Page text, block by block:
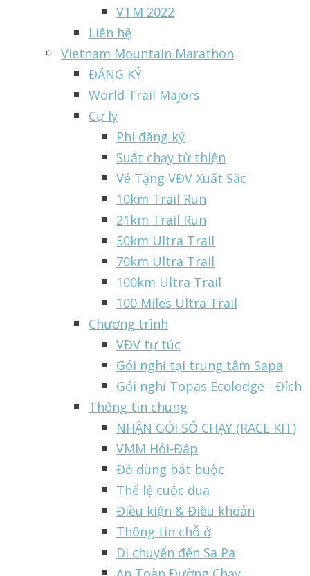
VTM 2022
Liên hệ
Vietnam Mountain Marathon
ĐĂNG KÝ
World Trail Majors
Cự ly
Phí đăng ký
Suất chạy từ thiện
Vé Tặng VĐV Xuất Sắc
10km Trail Run
21km Trail Run
50km Ultra Trail
70km Ultra Trail
100km Ultra Trail
100 Miles Ultra Trail
Chương trình
VĐV tự túc
Gói nghỉ tại trung tâm Sapa
Gói nghỉ Topas Ecolodge - Đích
Thông tin chung
NHẬN GÓI SỐ CHẠY (RACE KIT)
VMM Hỏi-Đáp
Đồ dùng bắt buộc
Thể lệ cuộc đua
Điều kiện & Điều khoản
Thông tin chỗ ở
Di chuyển đến Sa Pa